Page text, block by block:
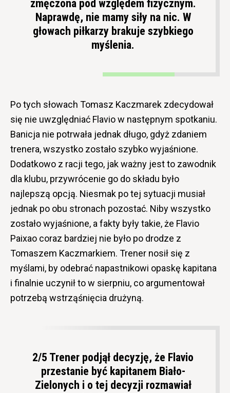
zmęczona pod względem fizycznym.
Naprawdę, nie mamy siły na nic. W
głowach piłkarzy brakuje szybkiego
myślenia.
Po tych słowach Tomasz Kaczmarek zdecydował
się nie uwzględniać Flavio w następnym spotkaniu.
Banicja nie potrwała jednak długo, gdyż zdaniem
trenera, wszystko zostało szybko wyjaśnione.
Dodatkowo z racji tego, jak ważny jest to zawodnik
dla klubu, przywrócenie go do składu było
najlepszą opcją. Niesmak po tej sytuacji musiał
jednak po obu stronach pozostać. Niby wszystko
zostało wyjaśnione, a fakty były takie, że Flavio
Paixao coraz bardziej nie było po drodze z
Tomaszem Kaczmarkiem. Trener nosił się z
myślami, by odebrać napastnikowi opaskę kapitana
i finalnie uczynił to w sierpniu, co argumentował
potrzebą wstrząśnięcia drużyną.
2/5 Trener podjął decyzję, że Flavio
przestanie być kapitanem Biało-
Zielonych i o tej decyzji rozmawiał